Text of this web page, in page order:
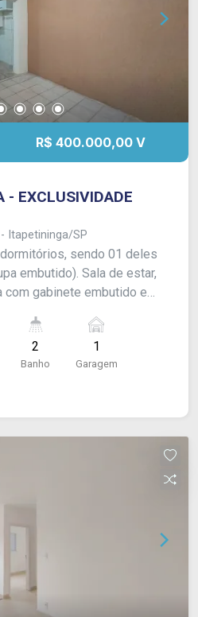
R$ 400.000,00 V
- EXCLUSIVIDADE
Itapetininga/SP
embutido). Sala de estar,
com gabinete embutido e
área de serviço
(não tem
para 01 carro - com
2
Banho
1
Garagem